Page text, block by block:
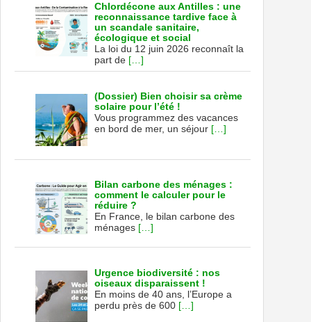
Chlordécone aux Antilles : une
reconnaissance tardive face à
un scandale sanitaire,
écologique et social
La loi du 12 juin 2026 reconnaît la
part de […]
(Dossier) Bien choisir sa crème
solaire pour l’été !
Vous programmez des vacances
en bord de mer, un séjour […]
Bilan carbone des ménages :
comment le calculer pour le
réduire ?
En France, le bilan carbone des
ménages […]
Urgence biodiversité : nos
oiseaux disparaissent !
En moins de 40 ans, l’Europe a
perdu près de 600 […]